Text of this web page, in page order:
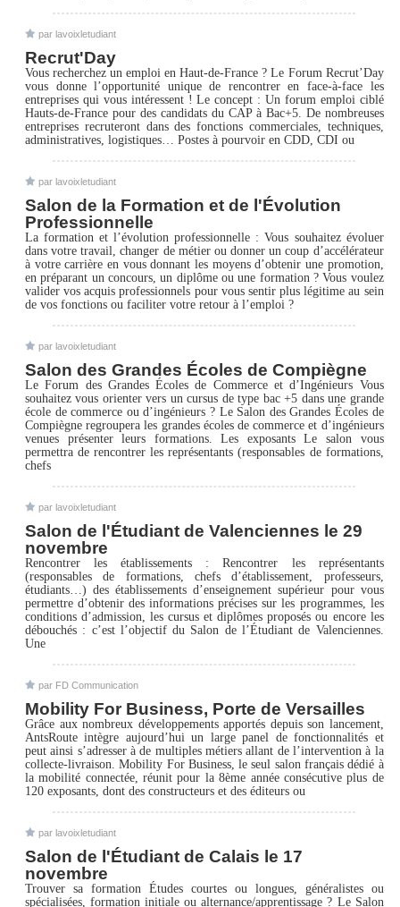
par lavoixletudiant
Recrut'Day
Vous recherchez un emploi en Haut-de-France ? Le Forum Recrut’Day
vous donne l’opportunité unique de rencontrer en face-à-face les
entreprises qui vous intéressent ! Le concept : Un forum emploi ciblé
Hauts-de-France pour des candidats du CAP à Bac+5. De nombreuses
entreprises recruteront dans des fonctions commerciales, techniques,
administratives, logistiques… Postes à pourvoir en CDD, CDI ou
par lavoixletudiant
Salon de la Formation et de l'Évolution
Professionnelle
La formation et l’évolution professionnelle : Vous souhaitez évoluer
dans votre travail, changer de métier ou donner un coup d’accélérateur
à votre carrière en vous donnant les moyens d’obtenir une promotion,
en préparant un concours, un diplôme ou une formation ? Vous voulez
valider vos acquis professionnels pour vous sentir plus légitime au sein
de vos fonctions ou faciliter votre retour à l’emploi ?
par lavoixletudiant
Salon des Grandes Écoles de Compiègne
Le Forum des Grandes Écoles de Commerce et d’Ingénieurs Vous
souhaitez vous orienter vers un cursus de type bac +5 dans une grande
école de commerce ou d’ingénieurs ? Le Salon des Grandes Écoles de
Compiègne regroupera les grandes écoles de commerce et d’ingénieurs
venues présenter leurs formations. Les exposants Le salon vous
permettra de rencontrer les représentants (responsables de formations,
chefs
par lavoixletudiant
Salon de l'Étudiant de Valenciennes le 29
novembre
Rencontrer les établissements : Rencontrer les représentants
(responsables de formations, chefs d’établissement, professeurs,
étudiants…) des établissements d’enseignement supérieur pour vous
permettre d’obtenir des informations précises sur les programmes, les
conditions d’admission, les cursus et diplômes proposés ou encore les
débouchés : c’est l’objectif du Salon de l’Étudiant de Valenciennes.
Une
par FD Communication
Mobility For Business, Porte de Versailles
Grâce aux nombreux développements apportés depuis son lancement,
AntsRoute intègre aujourd’hui un large panel de fonctionnalités et
peut ainsi s’adresser à de multiples métiers allant de l’intervention à la
collecte-livraison. Mobility For Business, le seul salon français dédié à
la mobilité connectée, réunit pour la 8ème année consécutive plus de
120 exposants, dont des constructeurs et des éditeurs ou
par lavoixletudiant
Salon de l'Étudiant de Calais le 17
novembre
Trouver sa formation Études courtes ou longues, généralistes ou
spécialisées, formation initiale ou alternance/apprentissage ? Le Salon